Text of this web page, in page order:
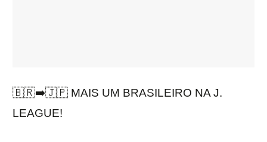
🇧🇷➡️🇯🇵 MAIS UM BRASILEIRO NA J.
LEAGUE!